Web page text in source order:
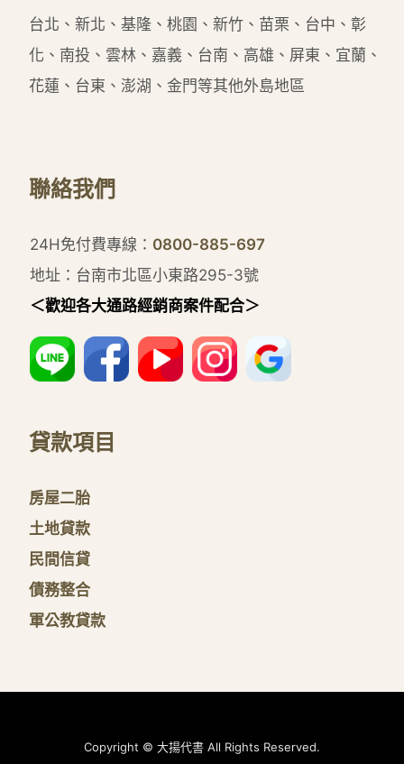
台北、新北、基隆、桃園、新竹、苗栗、台中、彰
化、南投、雲林、嘉義、台南、高雄、屏東、宜蘭、
花蓮、台東、澎湖、金門等其他外島地區
聯絡我們
24H免付費專線： 0800-885-697
地址：台南市北區小東路295-3號
＜歡迎各大通路經銷商案件配合＞
貸款項目
房屋二胎
土地貸款
民間信貸
債務整合
軍公教貸款
Copyright © 大揚代書 All Rights Reserved.